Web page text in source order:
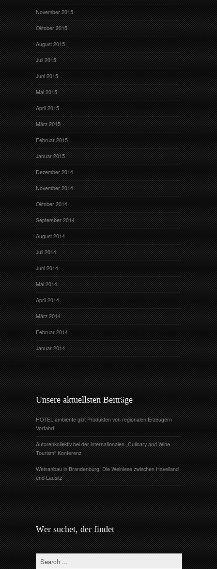
November 2015
Oktober 2015
August 2015
Juli 2015
Juni 2015
Mai 2015
April 2015
März 2015
Februar 2015
Januar 2015
Dezember 2014
November 2014
Oktober 2014
September 2014
August 2014
Juli 2014
Juni 2014
Mai 2014
April 2014
März 2014
Februar 2014
Januar 2014
Unsere aktuellsten Beiträge
HOTEL ambiente gibt Produkten von regionalen Erzeugern
Vorfahrt
Autorenkollektiv bei der internationalen „Culinary and Wine
Tourism“ Konferenz
Weinanbau in Brandenburg: Die Weinlese zwischen Havelland
und Lausitz
Wer suchet, der findet